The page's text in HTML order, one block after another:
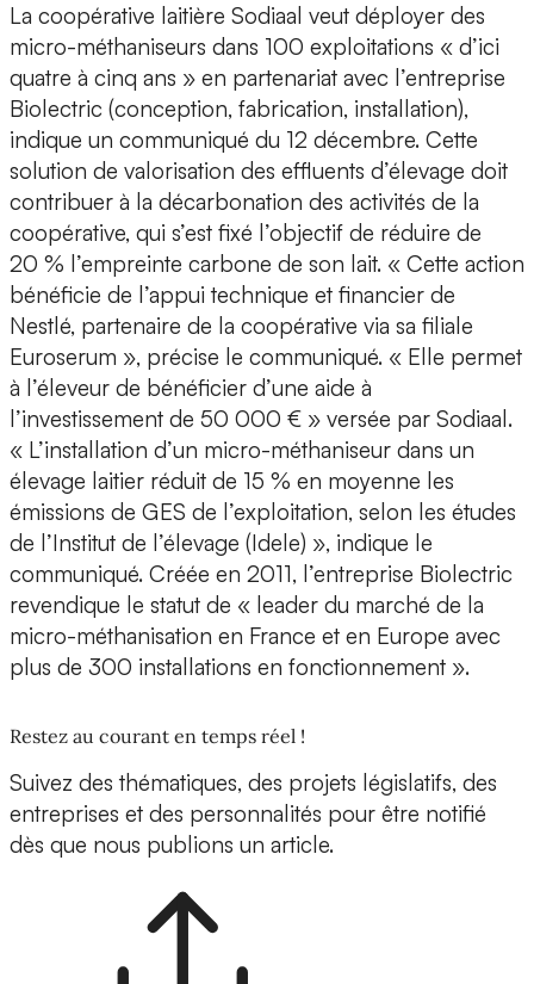
La coopérative laitière Sodiaal veut déployer des
micro-méthaniseurs dans 100 exploitations « d’ici
quatre à cinq ans » en partenariat avec l’entreprise
Biolectric (conception, fabrication, installation),
indique un communiqué du 12 décembre. Cette
solution de valorisation des effluents d’élevage doit
contribuer à la décarbonation des activités de la
coopérative, qui s’est fixé l’objectif de réduire de
20 % l’empreinte carbone de son lait. « Cette action
bénéficie de l’appui technique et financier de
Nestlé, partenaire de la coopérative via sa filiale
Euroserum », précise le communiqué. « Elle permet
à l’éleveur de bénéficier d’une aide à
l’investissement de 50 000 € » versée par Sodiaal.
« L’installation d’un micro-méthaniseur dans un
élevage laitier réduit de 15 % en moyenne les
émissions de GES de l’exploitation, selon les études
de l’Institut de l’élevage (Idele) », indique le
communiqué. Créée en 2011, l’entreprise Biolectric
revendique le statut de « leader du marché de la
micro-méthanisation en France et en Europe avec
plus de 300 installations en fonctionnement ».
Restez au courant en temps réel !
Suivez des thématiques, des projets législatifs, des
entreprises et des personnalités pour être notifié
dès que nous publions un article.